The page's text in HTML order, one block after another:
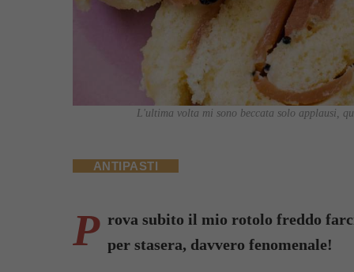
L'ultima volta mi sono beccata solo applausi,
ANTIPASTI
P rova subito il mio rotolo freddo
per stasera, davvero fenomenale!